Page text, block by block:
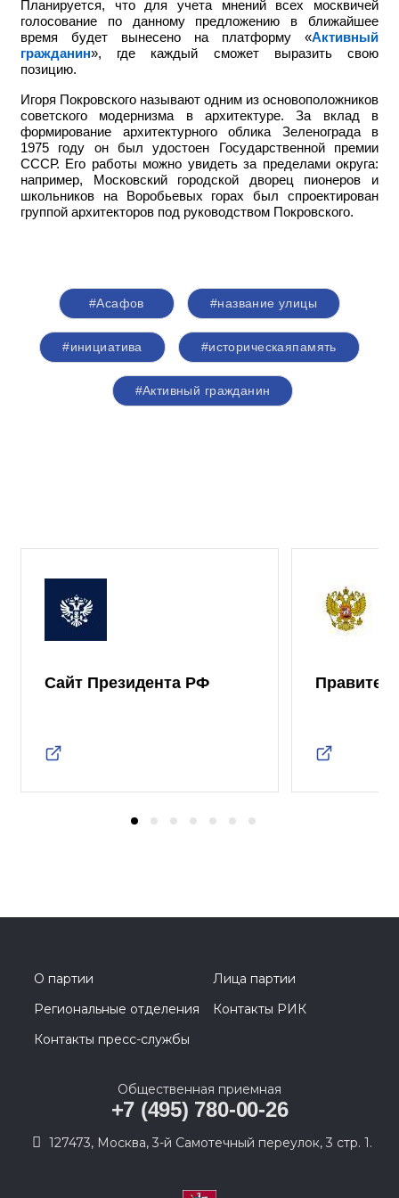
Планируется, что для учета мнений всех москвичей
голосование по данному предложению в ближайшее
время будет вынесено на платформу «Активный
гражданин», где каждый сможет выразить свою
позицию.
Игоря Покровского называют одним из основоположников
советского модернизма в архитектуре. За вклад в
формирование архитектурного облика Зеленограда в
1975 году он был удостоен Государственной премии
СССР. Его работы можно увидеть за пределами округа:
например,
Московский городской дворец пионеров и
школьников на Воробьевых горах был спроектирован
группой архитекторов под руководством Покровского.
#Асафов #название улицы
#инициатива #историческаяпамять
#Активный гражданин
Сайт Президента РФ
О партии
Лица партии
Региональные отделения
Контакты РИК
Контакты пресс-службы
Общественная приемная
+7 (495) 780-00-26
127473, Москва, 3-й Самотечный переулок, 3 стр. 1.